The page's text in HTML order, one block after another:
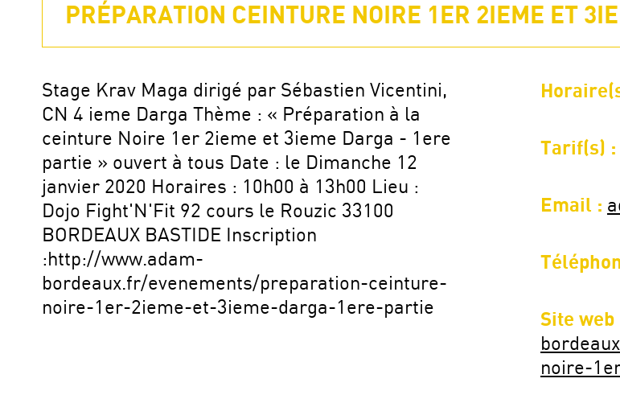
PRÉPARATION CEINTURE NOIRE 1ER 2IEME ET
Stage Krav Maga dirigé par Sébastien Vicentini,
CN 4 ieme Darga Thème : « Préparation à la
ceinture Noire 1er 2ieme et 3ieme Darga - 1ere
partie » ouvert à tous Date : le Dimanche 12
janvier 2020 Horaires : 10h00 à 13h00 Lieu :
Dojo Fight'N'Fit 92 cours le Rouzic 33100
BORDEAUX BASTIDE Inscription
:http://www.adam-
bordeaux.fr/evenements/preparation-ceinture-
noire-1er-2ieme-et-3ieme-darga-1ere-partie
Tarif(s) :
Email :
Site web
noire-